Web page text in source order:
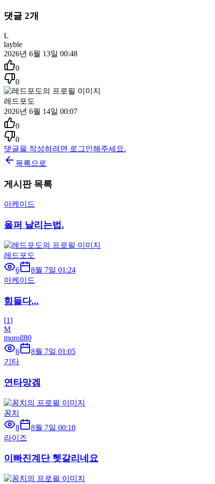
댓글 2개
L
layble
2026년 6월 13일 00:48
0
0
레드포도
2026년 6월 14일 00:07
0
0
댓글을 작성하려면 로그인해주세요.
목록으로
게시판 목록
아케이드
올퍼 날리는법.
레드포도
6
8월 7일 01:24
아케이드
힘들다...
[1]
M
moroll80
6
8월 7일 01:05
기타
연타망겜
꽁치
8
8월 7일 00:10
라이즈
이빠진계단 헷갈리네요